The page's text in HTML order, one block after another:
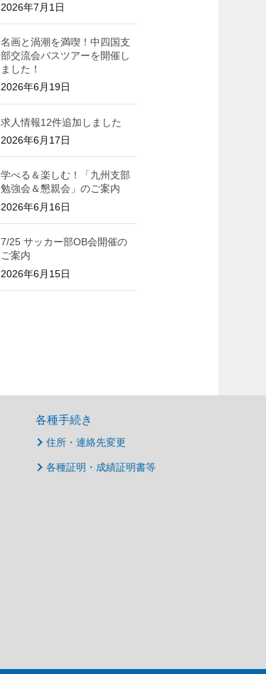
2026年7月1日
名画と渦潮を満喫！中四国支
部交流会バスツアーを開催し
ました！
2026年6月19日
求人情報12件追加しました
2026年6月17日
学べる＆楽しむ！「九州支部
勉強会＆懇親会」のご案内
2026年6月16日
7/25 サッカー部OB会開催の
ご案内
2026年6月15日
各種手続き
住所・連絡先変更
各種証明・成績証明書等